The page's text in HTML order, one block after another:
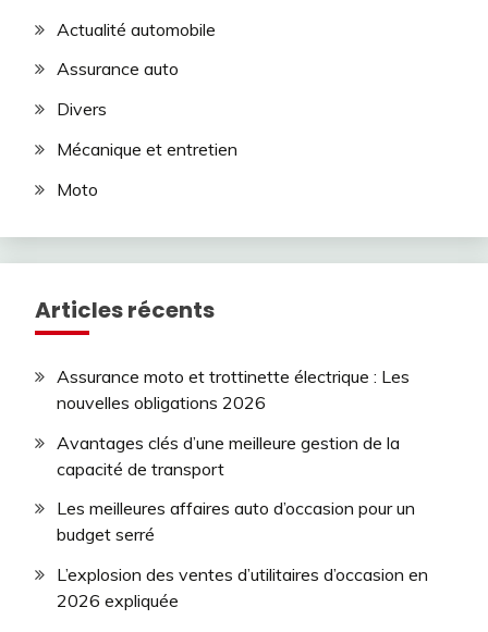
Actualité automobile
Assurance auto
Divers
Mécanique et entretien
Moto
Articles récents
Assurance moto et trottinette électrique : Les
nouvelles obligations 2026
Avantages clés d’une meilleure gestion de la
capacité de transport
Les meilleures affaires auto d’occasion pour un
budget serré
L’explosion des ventes d’utilitaires d’occasion en
2026 expliquée